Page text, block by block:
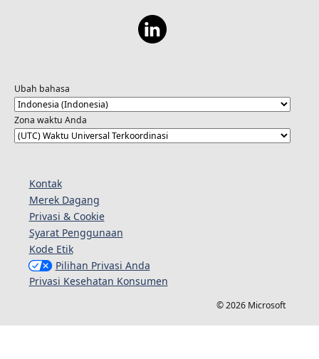
Ubah bahasa
Zona waktu Anda
Kontak
Merek Dagang
Privasi & Cookie
Syarat Penggunaan
Kode Etik
Pilihan Privasi Anda
Privasi Kesehatan Konsumen
© 2026 Microsoft